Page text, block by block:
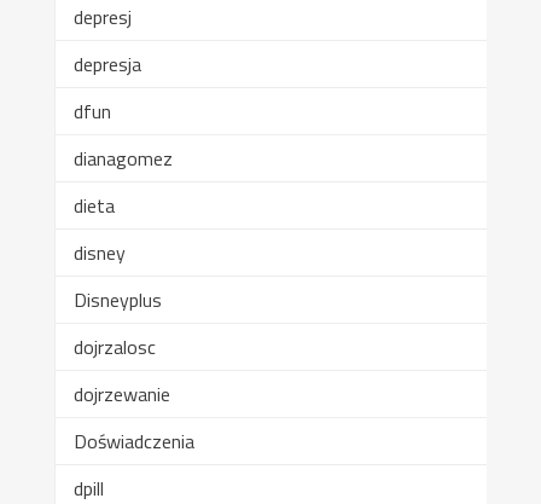
depresj
depresja
dfun
dianagomez
dieta
disney
Disneyplus
dojrzalosc
dojrzewanie
Doświadczenia
dpill